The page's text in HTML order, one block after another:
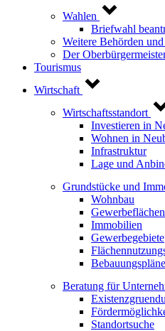
Wahlen
Briefwahl
Weitere Behörden
Der
Tourismus
Wirtschaft
Wirtschaftsstandort
Investieren in
Wohnen in
Infrastruktur
Lage und
Grundstücke und
Wohnbau
Gewerbeflächen
Immobilien
Gewerbegebiete
Bebauungspläne
Beratung für
Standortsuche